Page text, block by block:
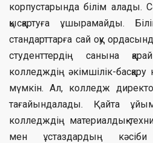
корпустарында білім алады.
қысқартуға ұшырамайды.
стандарттарға сай оқу
студенттердің санына
колледждің әкімшілік-
мүмкін. Ал, колледж
тағайындалады. Қайта
колледждің материалдық-
мен ұстаздардың кәсіби